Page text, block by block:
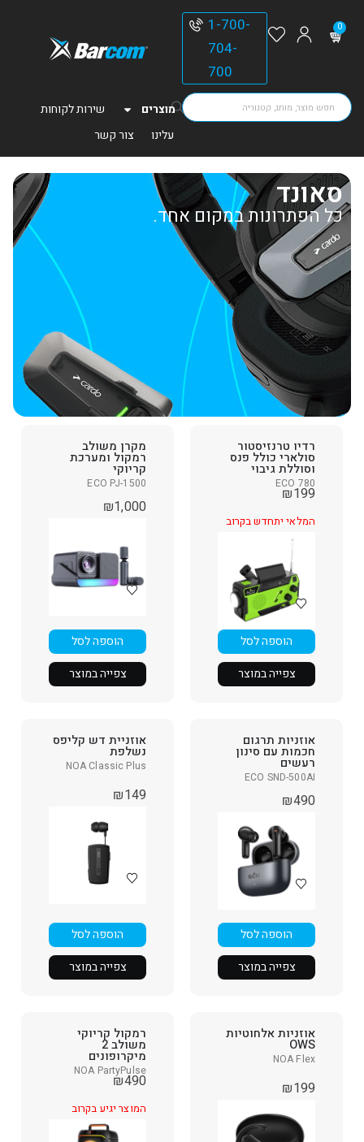
0
1-700-
704-
700
מוצרים
שירות לקוחות
עלינו
צור קשר
סאונד
כל הפתרונות במקום אחד.
רדיו טרנזיסטור
סולארי כולל פנס
וסוללת גיבוי
ECO 780
₪199
המלאי יתחדש בקרוב
הוספה לסל
צפייה במוצר
מקרן משולב
רמקול ומערכת
קריוקי
ECO PJ-1500
₪1,000
הוספה לסל
צפייה במוצר
אוזניות תרגום
חכמות עם סינון
רעשים
ECO SND-500AI
₪490
הוספה לסל
צפייה במוצר
אוזניית דש קליפס
נשלפת
NOA Classic Plus
₪149
הוספה לסל
צפייה במוצר
אוזניות אלחוטיות
OWS
NOA Flex
₪199
רמקול קריוקי
משולב 2
מיקרופונים
NOA PartyPulse
₪490
המוצר יגיע בקרוב